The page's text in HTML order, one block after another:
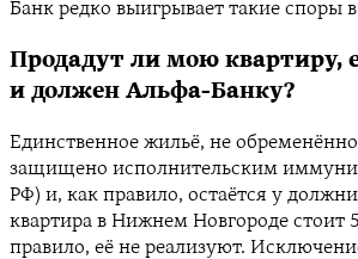
Банк редко выигрывает такие споры в
Продадут ли мою квартиру,
и должен Альфа-Банку?
Единственное жильё, не
защищено исполнительским
РФ) и, как правило, остаётся у
квартира в Нижнем Новгороде стоит
правило, её не реализуют.